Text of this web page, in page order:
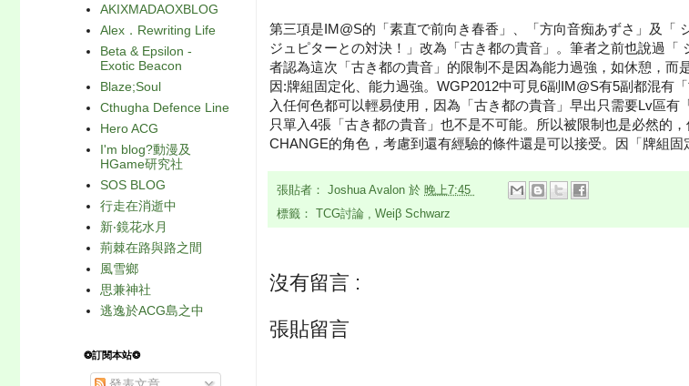
第三項是IM@S的「素直で前向き春香」、「方向音痴あずさ」及「
ジュピターとの対決！」改為「古き都の貴音」。筆者之前也說過「
者認為這次「古き都の貴音」的限制不是因為能力過強，如休憩，而
因:牌組固定化、能力過強。WGP2012中可見6副IM@S有5副都混有
入任何色都可以輕易使用，因為「古き都の貴音」早出只需要Lv區有
只單入4張「古き都の貴音」也不是不可能。所以被限制也是必然的
CHANGE的角色，考慮到還有經驗的條件還是可以接受。因「牌組固
張貼者： Joshua Avalon 於 晚上7:45
標籤：
TCG討論 , Weiβ Schwarz
沒有留言 :
張貼留言
AKIXMADAOXBLOG
Alex．Rewriting Life
Beta & Epsilon -
Exotic Beacon
Blaze;Soul
Cthugha Defence Line
Hero ACG
I'm blog?動漫及
HGame研究社
SOS BLOG
行走在消逝中
新‧鏡花水月
荊棘在路與路之間
風雪鄉
思兼神社
逃逸於ACG島之中
❂訂閱本站❂